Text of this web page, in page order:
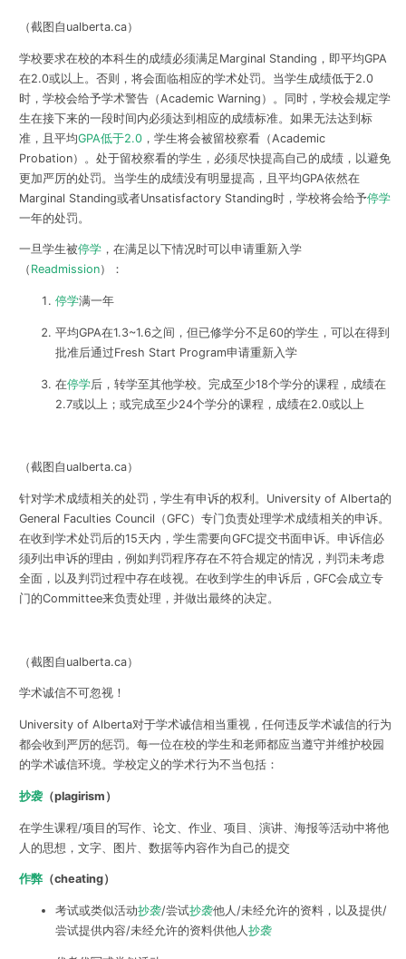
（截图自ualberta.ca）
学校要求在校的本科生的成绩必须满足Marginal Standing，即平均GPA
在2.0或以上 。否则，将会面临相应的学术处罚。当学生成绩低于2.0
时，学校会给予学术警告（Academic Warning）
。同时，学校会规定学
生在接下来的一段时间内必须达到相应的成绩标准。如果无法达到标
准，且平均GPA低于2.0，学生将会被留校察看（Academic
Probation）
。处于留校察看的学生，必须尽快提高自己的成绩，以避免
更加严厉的处罚。当学生的成绩没有明显提高，且平均GPA依然在
Marginal Standing或者Unsatisfactory Standing时，学校将会给予停学
一年的处罚。
一旦学生被停学，在满足以下情况时可以申请重新入学
（ Readmission） ：
停学满一年
平均GPA在1.3~1.6之间，但已修学分不足60的学生，可以在得到
批准后通过Fresh Start Program申请重新入学
在停学后， 转学至其他学校 。完成至少18个学分的课程，成绩在
2.7或以上；或完成至少24个学分的课程，成绩在2.0或以上
（截图自ualberta.ca）
针对学术成绩相关的处罚，学生有申诉的权利。University of Alberta的
General Faculties Council（GFC）专门负责处理学术成绩相关的申诉。
在收到学术处罚后的15天内，学生需要向GFC提交书面申诉。 申诉信必
须列出申诉的理由，例如判罚程序存在不符合规定的情况，判罚未考虑
全面，以及判罚过程中存在歧视。在收到学生的申诉后，GFC会成立专
门的Committee来负责处理，并做出最终的决定。
（截图自ualberta.ca）
学术诚信不可忽视！
University of Alberta对于学术诚信相当重视， 任何违反学术诚信的行为
都会收到严厉的惩罚。每一位在校的学生和老师都应当遵守并维护校园
的学术诚信环境。学校定义的学术行为不当包括：
抄袭（plagirism）
在学生课程/项目的写作、论文、作业、项目、演讲、海报等活动中将他
人的思想，文字、图片、数据等内容作为自己的提交
作弊（cheating）
考试或类似活动抄袭/尝试抄袭他人/未经允许的资料，以及提供/
尝试提供内容/未经允许的资料供他人抄袭